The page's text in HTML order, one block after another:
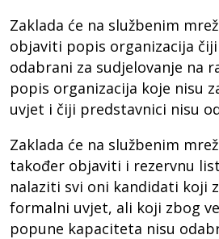
Zaklada će na službenim
objaviti popis organizacija
odabrani za sudjelovanje na
popis organizacija koje nisu
uvjet i čiji predstavnici nisu
Zaklada će na službenim
također objaviti i rezervnu
nalaziti svi oni kandidati koji
formalni uvjet, ali koji zbog
popune kapaciteta nisu